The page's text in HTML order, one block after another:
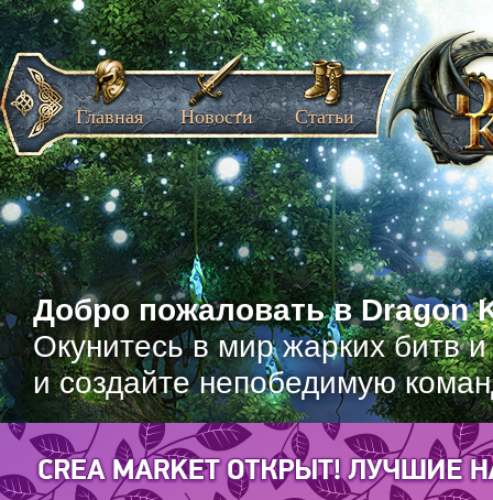
Добро пожаловать в Dragon
Окунитесь в мир жарких битв
и создайте непобедимую
Главная Новости Статьи